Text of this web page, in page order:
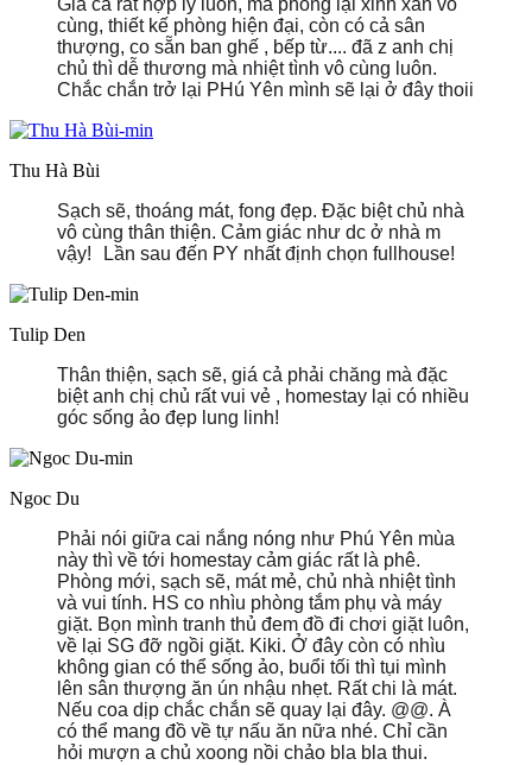
Giá cả rất hợp lý luôn, mà phòng lại xinh xắn vô
cùng, thiết kế phòng hiện đại, còn có cả sân
thượng, co sẵn ban ghế , bếp từ.... đã z anh chị
chủ thì dễ thương mà nhiệt tình vô cùng luôn.
Chắc chắn trở lại PHú Yên mình sẽ lại ở đây thoii
Thu Hà Bùi
Sạch sẽ, thoáng mát, fong đẹp. Đặc biệt chủ nhà
vô cùng thân thiện. Cảm giác như dc ở nhà m
vậy!
Lần sau đến PY nhất định chọn fullhouse!
Tulip Den
Thân thiện, sạch sẽ, giá cả phải chăng mà đặc
biệt anh chị chủ rất vui vẻ , homestay lại có nhiều
góc sống ảo đẹp lung linh!
Ngoc Du
Phải nói giữa cai nắng nóng như Phú Yên mùa
này thì về tới homestay cảm giác rất là phê.
Phòng mới, sạch sẽ, mát mẻ, chủ nhà nhiệt tình
và vui tính. HS co nhìu phòng tắm phụ và máy
giặt. Bọn mình tranh thủ đem đồ đi chơi giặt luôn,
về lại SG đỡ ngồi giặt. Kiki. Ở đây còn có nhìu
không gian có thể sống ảo, buổi tối thì tụi mình
lên sân thượng ăn ún nhậu nhẹt. Rất chi là mát.
Nếu coa dịp chắc chắn sẽ quay lại đây. @@. À
có thể mang đồ về tự nấu ăn nữa nhé. Chỉ cần
hỏi mượn a chủ xoong nồi chảo bla bla thui.